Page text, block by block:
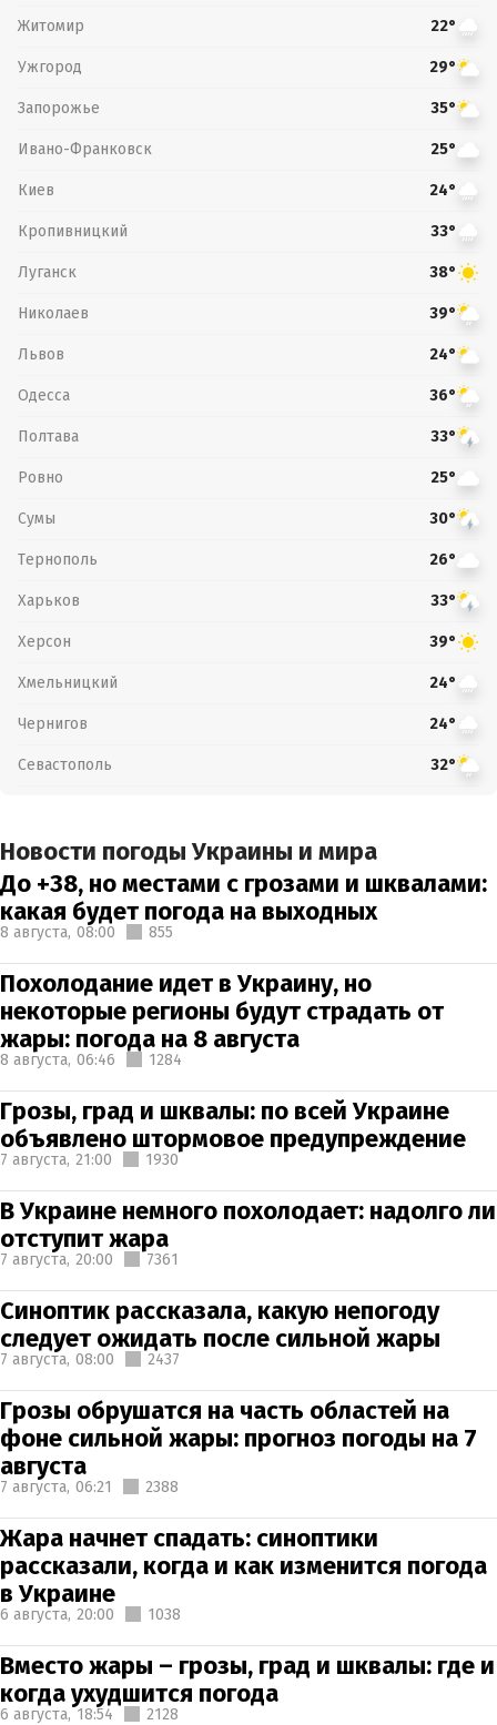
Житомир 22°
Ужгород 29°
Запорожье 35°
Ивано-Франковск 25°
Киев 24°
Кропивницкий 33°
Луганск 38°
Николаев 39°
Львов 24°
Одесса 36°
Полтава 33°
Ровно 25°
Сумы 30°
Тернополь 26°
Харьков 33°
Херсон 39°
Хмельницкий 24°
Чернигов 24°
Севастополь 32°
Новости погоды Украины и мира
До +38, но местами с грозами и шквалами:
какая будет погода на выходных
8 августа, 08:00 855
Похолодание идет в Украину, но
некоторые регионы будут страдать от
жары: погода на 8 августа
8 августа, 06:46 1284
Грозы, град и шквалы: по всей Украине
объявлено штормовое предупреждение
7 августа, 21:00 1930
В Украине немного похолодает: надолго ли
отступит жара
7 августа, 20:00 7361
Синоптик рассказала, какую непогоду
следует ожидать после сильной жары
7 августа, 08:00 2437
Грозы обрушатся на часть областей на
фоне сильной жары: прогноз погоды на 7
августа
7 августа, 06:21 2388
Жара начнет спадать: синоптики
рассказали, когда и как изменится погода
в Украине
6 августа, 20:00 1038
Вместо жары – грозы, град и шквалы: где и
когда ухудшится погода
6 августа, 18:54 2128